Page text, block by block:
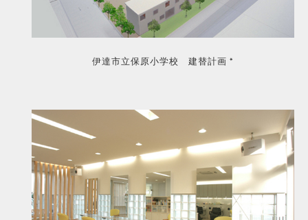
伊達市立保原小学校 建替計画 *